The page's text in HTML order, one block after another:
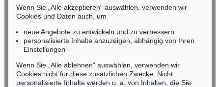
Auktion 397 - Lot 590
E. HAECKEL
Kunst-Formen der Natur. 1899. , 1899
Ergebnis:€ 1.680
Auktion 509 - Lot 146
E. HAECKEL
Report on the scientific results of ... H.M.S. Challenger. Volume IV , 1882
Ergebnis:€ 1.125
Mobil: +49 (0)171 8618661
n.kassel@kettererkunst.de
Keine Auktion mehr verpassen!
Wir informieren Sie rechtzeitig.
Wenn Sie „Alle akzeptieren“ auswählen, verwenden wir
Cookies und Daten auch, um
neue Angebote zu entwickeln und zu verbessern
personalisierte Inhalte anzuzeigen, abhängig von Ihren
Einstellungen
Wenn Sie „Alle ablehnen“ auswählen, verwenden wir
Cookies nicht für diese zusätzlichen Zwecke. Nicht
personalisierte Inhalte werden u. a. von Inhalten, die Sie